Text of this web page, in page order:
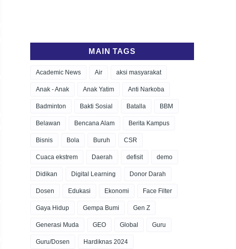
MAIN TAGS
Academic News Air aksi masyarakat
Anak - Anak Anak Yatim Anti Narkoba
Badminton Bakti Sosial Batalla BBM
Belawan Bencana Alam Berita Kampus
Bisnis Bola Buruh CSR
Cuaca ekstrem Daerah defisit demo
Didikan Digital Learning Donor Darah
Dosen Edukasi Ekonomi Face Filter
Gaya Hidup Gempa Bumi Gen Z
Generasi Muda GEO Global Guru
Guru/Dosen Hardiknas 2024